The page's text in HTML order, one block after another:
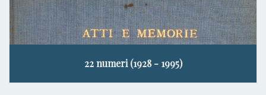
22 numeri (1928 - 1995)